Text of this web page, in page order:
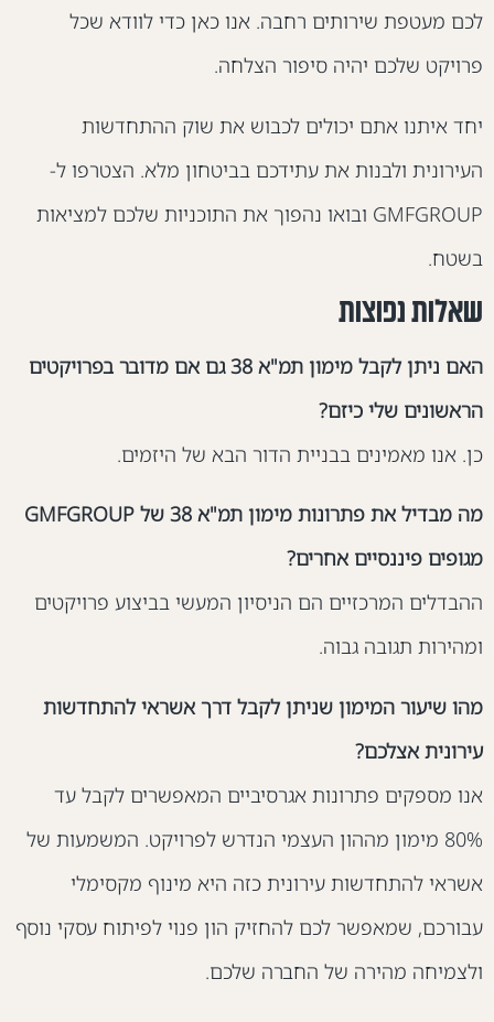
מעטפת שירותים רחבה. אנו כאן כדי לוודא שכל
שלכם יהיה סיפור הצלחה.
איתנו אתם יכולים לכבוש את שוק ההתחדשות
ולבנות את עתידכם בביטחון מלא. הצטרפו ל-
GMFGROUP ובואו נהפוך את התוכניות שלכם למציאות
נפוצות
האם ניתן לקבל מימון תמ"א 38 גם אם מדובר בפרויקטים
שלי כיזם?
אנו מאמינים בבניית הדור הבא של היזמים.
מה מבדיל את פתרונות מימון תמ"א 38 של GMFGROUP
פיננסיים אחרים?
המרכזיים הם הניסיון המעשי בביצוע פרויקטים
תגובה גבוה.
שיעור המימון שניתן לקבל דרך אשראי להתחדשות
אצלכם?
מספקים פתרונות אגרסיביים המאפשרים לקבל עד
80% מימון מההון העצמי הנדרש לפרויקט. המשמעות של
להתחדשות עירונית כזה היא מינוף מקסימלי
שמאפשר לכם להחזיק הון פנוי לפיתוח עסקי נוסף
מהירה של החברה שלכם.